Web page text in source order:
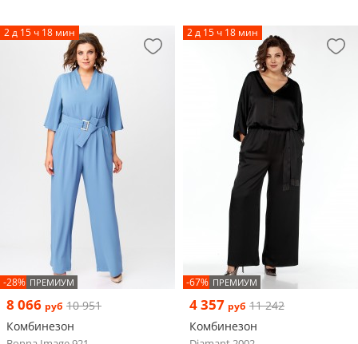
2 д 15 ч 18 мин
-28% ПРЕМИУМ
8 066 руб 10 951
Комбинезон
2 д 15 ч 18 мин
-67% ПРЕМИУМ
4 357 руб 11 242
Комбинезон